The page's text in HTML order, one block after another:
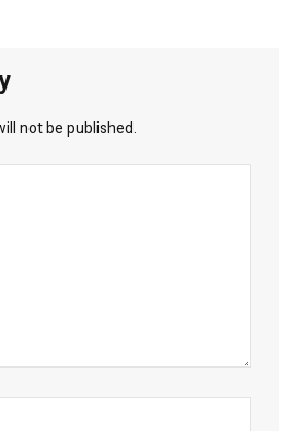
not be published.